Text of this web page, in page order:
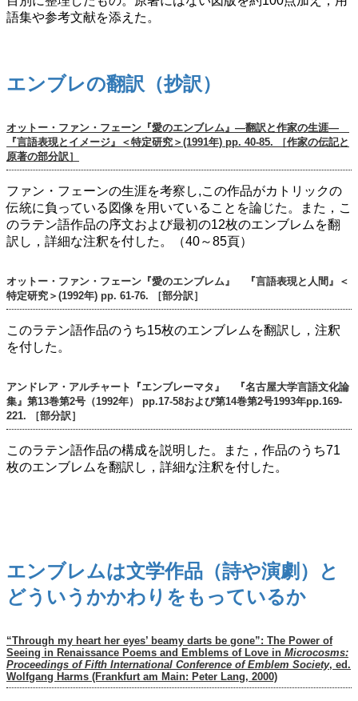
語集や参考文献を添えた。
エンブレの翻訳（抄訳）
オットー・ファン・フェーン『愛のエンブレム』―翻訳と作家の生涯―
『言語表現とイメージ』＜特定研究＞(1991年) pp. 40-85. ［作家の伝記と
原著の部分訳］
ファン・フェーンの生涯を考察し,この作品がカトリックの
伝統に負っている図像を用いていることを論じた。また，こ
のラテン語作品の序文および最初の12枚のエンブレムを翻
訳し，詳細な注釈を付した。（40～85頁）
オットー・ファン・フェーン『愛のエンブレム』 『言語表現と人間』＜
特定研究＞(1992年) pp. 61-76. ［部分訳］
このラテン語作品のうち15枚のエンブレムを翻訳し，注釈
を付した。
アンドレア・アルチャート『エンブレーマタ』 『名古屋大学言語文化論
集』第13巻第2号（1992年） pp.17-58および第14巻第2号1993年pp.169-
221. ［部分訳］
このラテン語作品の構成を説明した。また，作品のうち71
枚のエンブレムを翻訳し，詳細な注釈を付した。
エンブレムは文学作品（詩や演劇）と
どういうかかわりをもっているか
“Through my heart her eyes’ beamy darts be gone”: The Power of
Seeing in Renaissance Poems and Emblems of Love in Microcosms:
Proceedings of Fifth International Conference of Emblem Society, ed.
Wolfgang Harms (Frankfurt am Main: Peter Lang, 2000)